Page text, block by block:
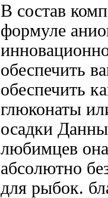
В состав
формуле
обеспечить
обеспечить
глюконаты
осадки
любимцев
абсолютно
для рыбок.